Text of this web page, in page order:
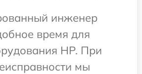
инженер
время для
HP. При
мы